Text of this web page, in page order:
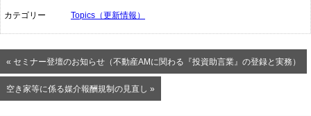
カテゴリー Topics（更新情報）
« セミナー登壇のお知らせ（不動産AMに関わる『投資助言業』の登録と実務）
空き家等に係る媒介報酬規制の見直し »